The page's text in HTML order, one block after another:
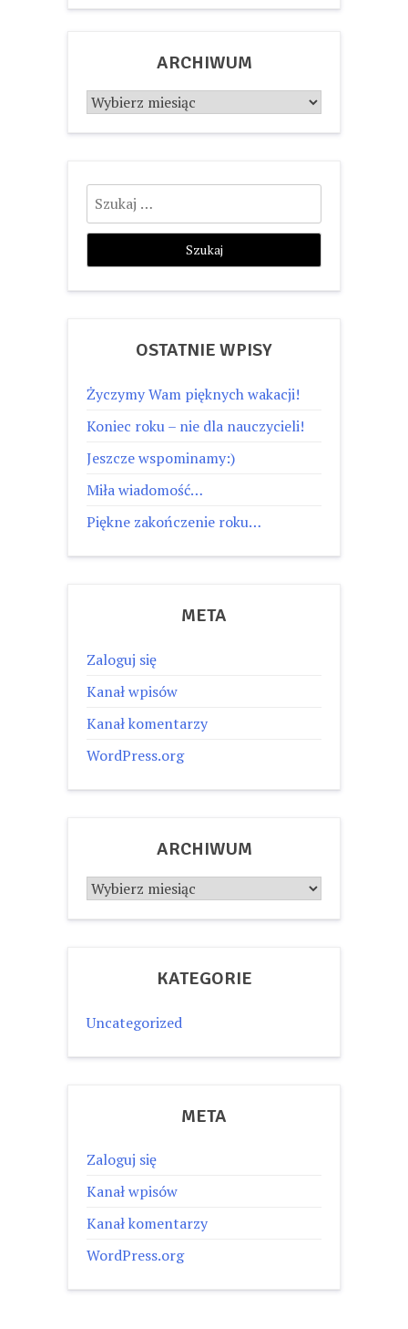
ARCHIWUM
Archiwum
Szukaj:
OSTATNIE WPISY
Życzymy Wam pięknych wakacji!
Koniec roku – nie dla nauczycieli!
Jeszcze wspominamy:)
Miła wiadomość…
Piękne zakończenie roku…
META
Zaloguj się
Kanał wpisów
Kanał komentarzy
WordPress.org
ARCHIWUM
Archiwum
KATEGORIE
Uncategorized
META
Zaloguj się
Kanał wpisów
Kanał komentarzy
WordPress.org